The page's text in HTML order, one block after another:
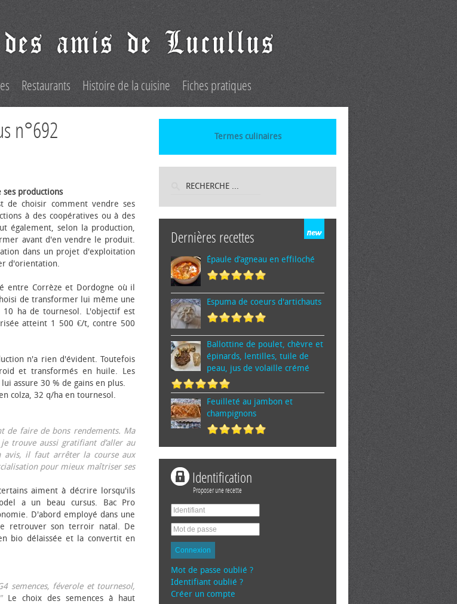
Restaurants Histoire de la cuisine Fiches pratiques
n°692
productions
de choisir comment vendre ses
à des coopératives ou à des
également, selon la production,
avant d'en vendre le produit.
dans un projet d'exploitation
d'orientation.
entre Corrèze et Dordogne où il
de transformer lui même une
ha de tournesol. L'objectif est
atteint 1 500 €/t, contre 500
n'a rien d'évident. Toutefois
et transformés en huile. Les
assure 30 % de gains en plus.
colza, 32 q/ha en tournesol.
de faire de bons rendements. Ma
trouve aussi gratifiant d’aller au
avis, il faut arrêter la course aux
pour mieux maîtriser ses
aiment à décrire lorsqu'ils
a un beau cursus. Bac Pro
D'abord employé dans une
retrouver son terroir natal. De
bio délaissée et la convertit en
semences, féverole et tournesol,
Le choix des semences à haut
Termes culinaires
Dernières recettes
Épaule d’agneau en effiloché
Espuma de cœurs d'artichauts
Ballottine de poulet, chèvre et
épinards, lentilles, tuile de
peau, jus de volaille crémé
Feuilleté au jambon et
champignons
Identification
Proposer une recette
Connexion
Mot de passe oublié ?
Identifiant oublié ?
Créer un compte